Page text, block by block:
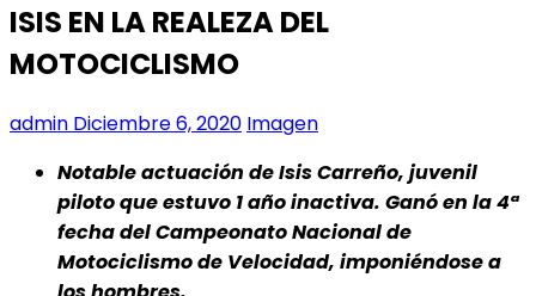
ISIS EN LA REALEZA DEL
MOTOCICLISMO
admin Diciembre 6, 2020 Imagen
Notable actuación de Isis Carreño, juvenil
piloto que estuvo 1 año inactiva. Ganó en la 4ª
fecha del Campeonato Nacional de
Motociclismo de Velocidad, imponiéndose a